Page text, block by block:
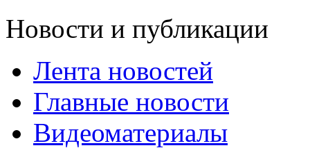
Новости и публикации
Лента новостей
Главные новости
Видеоматериалы